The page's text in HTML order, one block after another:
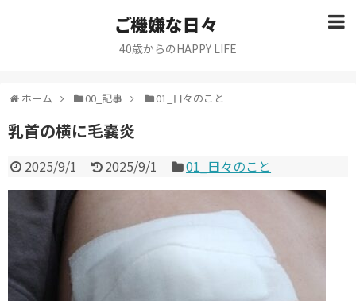
ご機嫌な日々
40歳からのHAPPY LIFE
ホーム 00_記事 01_日々のこと
乳首の横に毛嚢炎
2025/9/1 2025/9/1 01_日々のこと